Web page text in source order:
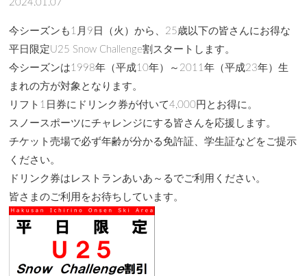
2024.01.07
今シーズンも1月9日（火）から、25歳以下の皆さんにお得な
平日限定U25 Snow Challenge割スタートします。
今シーズンは1998年（平成10年）～2011年（平成23年）生
まれの方が対象となります。
リフト1日券にドリンク券が付いて4,000円とお得に。
スノースポーツにチャレンジにする皆さんを応援します。
チケット売場で必ず年齢が分かる免許証、学生証などをご提示
ください。
ドリンク券はレストランあいあ～るでご利用ください。
皆さまのご利用をお待ちしています。